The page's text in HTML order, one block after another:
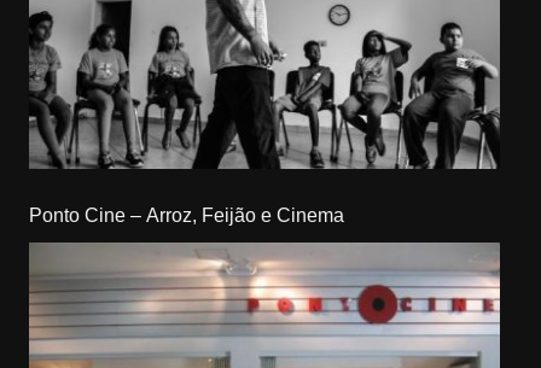
Ponto Cine – Arroz, Feijão e Cinema